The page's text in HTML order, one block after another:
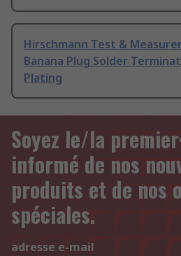
Hirschmann Test &
Banana Plug Solder
Plating
Soyez le/la
informé de nos
produits et de nos
spéciales.
adresse e-mail